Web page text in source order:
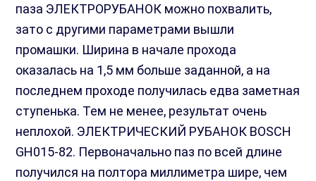
паза ЭЛЕКТРОРУБАНОК можно похвалить,
зато с другими параметрами вышли
промашки. Ширина в начале прохода
оказалась на 1,5 мм больше заданной, а на
последнем проходе получилась едва заметная
ступенька. Тем не менее, результат очень
неплохой. ЭЛЕКТРИЧЕСКИЙ РУБАНОК BOSCH
GH015-82. Первоначально паз по всей длине
получился на полтора миллиметра шире, чем